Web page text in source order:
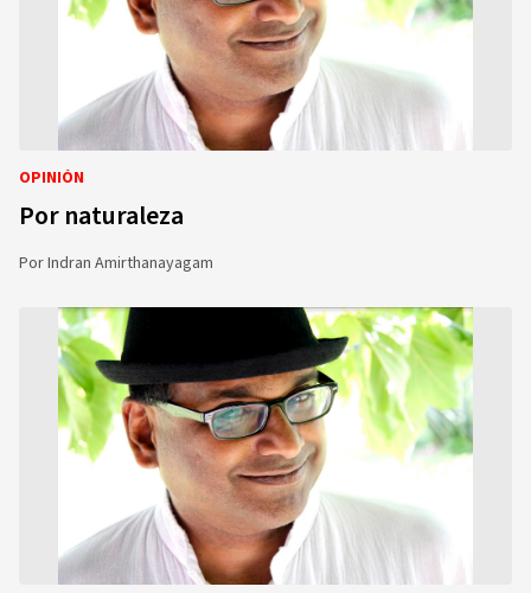
OPINIÓN
Por naturaleza
PorIndran Amirthanayagam